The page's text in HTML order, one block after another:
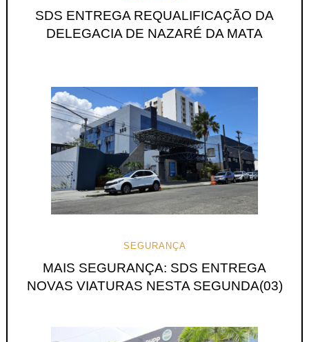
SDS ENTREGA REQUALIFICAÇÃO DA
DELEGACIA DE NAZARÉ DA MATA
SEGURANÇA
MAIS SEGURANÇA: SDS ENTREGA
NOVAS VIATURAS NESTA SEGUNDA(03)